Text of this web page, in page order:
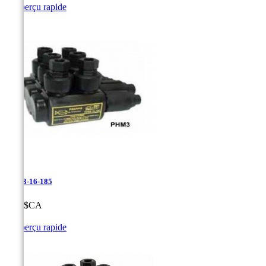
Aperçu rapide
PHM3-16-185
0,00 $CA
Aperçu rapide